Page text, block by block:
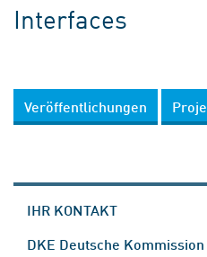
Interfaces
Veröffentlichungen
IHR KONTAKT
DKE Deutsche